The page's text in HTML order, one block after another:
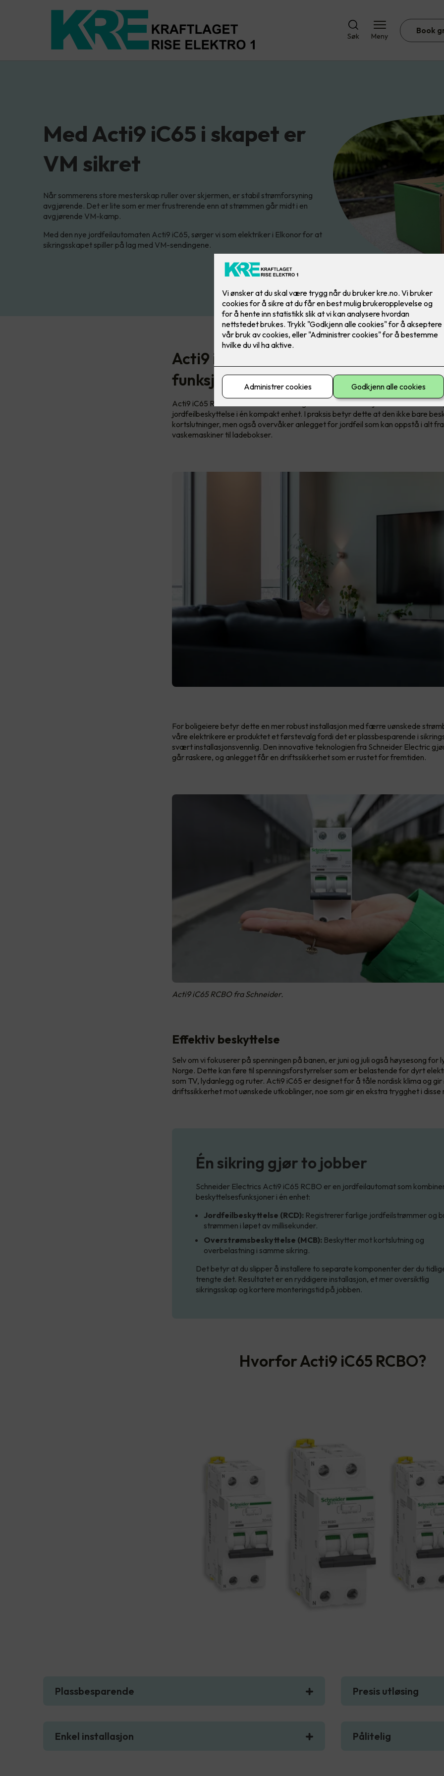
Søk Meny
Book
Med Acti9 iC65 i skapet er
VM sikret
Når sommerens store mesterskap ruller over skjermen, er stabil strømforsyning
avgjørende. Det er lite som er mer frustrerende enn at strømmen går midt i en
avgjørende VM-kamp.
Med den nye jordfeilautomaten Acti9 iC65, sørger vi som elektriker i Elkonor for at
sikringsskapet spiller på lag med VM-sendingene.
Acti9 iC65 - jordfeilautomaten med to
funksjoner.
Acti9 iC65 RCBO er ikke bare en sikring det er en kombinasjon av overstrøms- og
jordfeilbeskyttelse i én kompakt enhet. I praksis betyr dette at den ikke bare
kortslutninger, men også overvåker anlegget for jordfeil som kan oppstå i alt fra
vaskemaskiner til ladebokser.
For boligeiere betyr dette en mer robust installasjon med færre uønskede
våre elektrikere er produktet et førstevalg fordi det er plassbesparende i
svært installasjonsvennlig. Den innovative teknologien fra Schneider Electric
går raskere, og anlegget får en driftssikkerhet som er rustet for fremtiden.
Acti9 iC65 RCBO fra Schneider.
Effektiv beskyttelse
Selv om vi fokuserer på spenningen på banen, er juni og juli også høysesong for
Norge. Dette kan føre til spenningsforstyrrelser som er belastende for dyrt
som TV, lydanlegg og ruter. Acti9 iC65 er designet for å tåle nordisk klima og gir
driftssikkerhet mot uønskede utkoblinger, noe som gir en ekstra trygghet i disse
Én sikring gjør to jobber
Schneider Electrics Acti9 iC65 RCBO er en jordfeilautomat som
beskyttelsesfunksjoner i én enhet:
Jordfeilbeskyttelse (RCD): Registrerer farlige jordfeilstrømmer og
strømmen i løpet av millisekunder.
Overstrømsbeskyttelse (MCB): Beskytter mot kortslutning og
overbelastning i samme sikring.
Det betyr at du slipper å installere to separate komponenter der du
trengte det. Resultatet er en ryddigere installasjon, et mer oversiktlig
sikringsskap og kortere monteringstid på jobben.
Hvorfor Acti9 iC65 RCBO?
Plassbesparende Presis utløsing
Enkel installasjon Pålitelig